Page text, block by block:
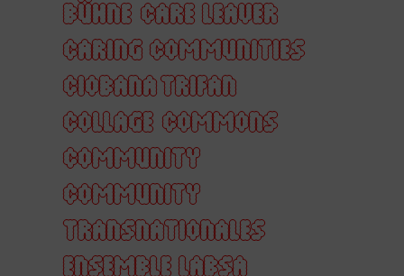
BÜHNE CARE LEAVER
CARING COMMUNITIES
CIOBANA TRIFAN
COLLAGE COMMONS
COMMUNITY
COMMUNITY
TRANSNATIONALES
ENSEMBLE LABSA